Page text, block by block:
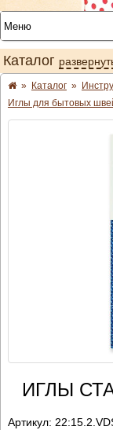
Каталог
» Каталог »
Иглы для бытовых
ИГЛЫ
Артикул: